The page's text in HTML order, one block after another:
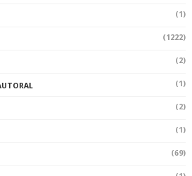
GOMES NOTÍCIAS NO YOU TUBE